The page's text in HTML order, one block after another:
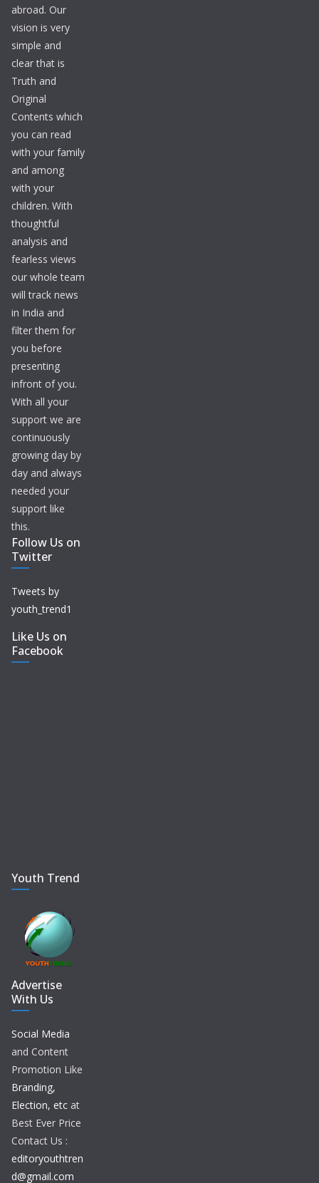
abroad. Our
vision is very
simple and
clear that is
Truth and
Original
Contents which
you can read
with your family
and among
with your
children. With
thoughtful
analysis and
fearless views
our whole team
will track news
in India and
filter them for
you before
presenting
infront of you.
With all your
support we are
continuously
growing day by
day and always
needed your
support like
this.
Follow Us on
Twitter
Tweets by
youth_trend1
Like Us on
Facebook
Youth Trend
Advertise
With Us
Social Media
and Content
Promotion Like
Branding,
Election, etc at
Best Ever Price
Contact Us :
editoryouthtren
d@gmail.com